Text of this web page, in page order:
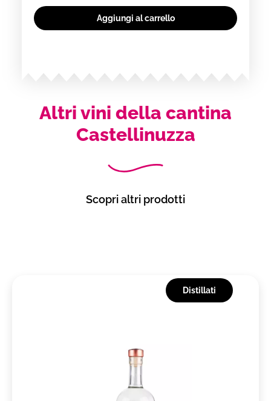
Aggiungi al carrello
Altri vini della cantina
Castellinuzza
Scopri altri prodotti
Distillati